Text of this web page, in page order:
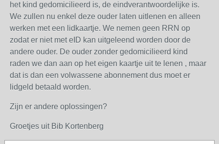
het kind gedomicilieerd is, de eindverantwoordelijke is.
We zullen nu enkel deze ouder laten uitlenen en alleen
werken met een lidkaartje. We nemen geen RRN op
zodat er niet met eID kan uitgeleend worden door de
andere ouder. De ouder zonder gedomicilieerd kind
raden we dan aan op het eigen kaartje uit te lenen , maar
dat is dan een volwassene abonnement dus moet er
lidgeld betaald worden.
Zijn er andere oplossingen?
Groetjes uit Bib Kortenberg